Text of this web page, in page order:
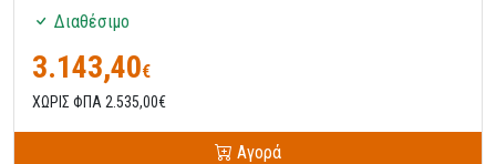
Διαθέσιμο
3.143,40€
ΧΩΡΙΣ ΦΠΑ 2.535,00€
Αγορά